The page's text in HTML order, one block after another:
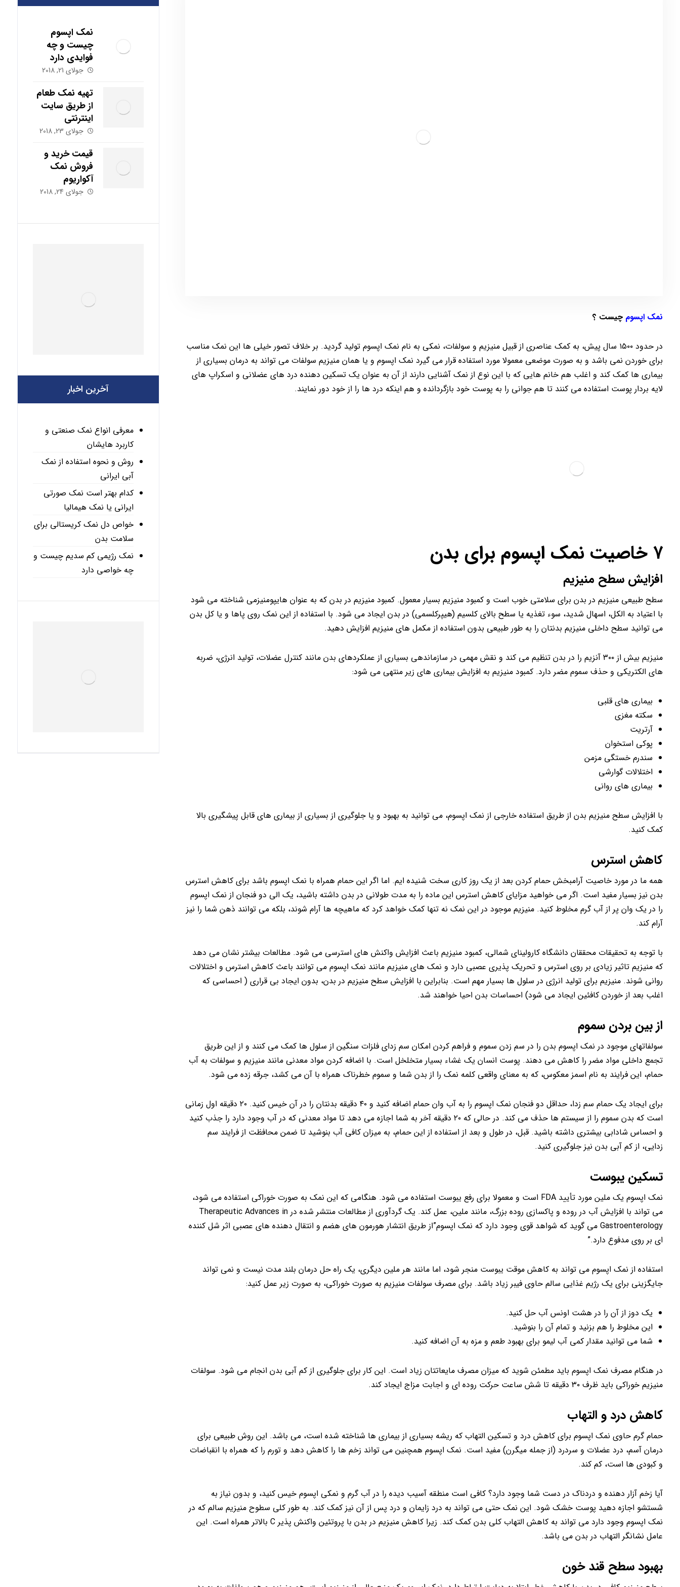
نمک اپسوم چیست ؟
در حدود ۱۵۰۰ سال پیش، به کمک عناصری از قبیل منیزیم و سولفات، نمکی به نام نمک اپسوم تولید گردید. بر خلاف تصور خیلی ها این نمک مناسب
برای خوردن نمی باشد و به صورت موضعی معمولا مورد استفاده قرار می گیرد نمک اپسوم و یا همان منیزیم سولفات می تواند به درمان بسیاری از
بیماری ها کمک کند و اغلب هم خانم هایی که با این نوع از نمک آشنایی دارند از آن به عنوان یک تسکین دهنده درد های عضلانی و اسکراپ های
لایه بردار پوست استفاده می کنند تا هم جوانی را به پوست خود بازگردانده و هم اینکه درد ها را از خود دور نمایند.
۷ خاصیت نمک اپسوم برای بدن
افزایش سطح منیزیم
سطح طبیعی منیزیم در بدن برای سلامتی خوب است و کمبود منیزیم بسیار معمول. کمبود منیزیم در بدن که به عنوان هایپومنیزمی شناخته می شود
با اعتیاد به الکل، اسهال شدید، سوء تغذیه یا سطح بالای کلسیم (هیپرکلسمی) در بدن ایجاد می شود. با استفاده از این نمک روی پاها و یا کل بدن
می توانید سطح داخلی منیزیم بدنتان را به طور طبیعی بدون استفاده از مکمل های منیزیم افزایش دهید.
منیزیم بیش از ۳۰۰ آنزیم را در بدن تنظیم می کند و نقش مهمی در سازماندهی بسیاری از عملکردهای بدن مانند کنترل عضلات، تولید انرژی، ضربه
های الکتریکی و حذف سموم مضر دارد. کمبود منیزیم به افزایش بیماری های زیر منتهی می شود:
بیماری های قلبی
سکته مغزی
آرتریت
پوکی استخوان
سندرم خستگی مزمن
اختلالات گوارشی
بیماری های روانی
با افزایش سطح منیزیم بدن از طریق استفاده خارجی از نمک اپسوم، می توانید به بهبود و یا جلوگیری از بسیاری از بیماری های قابل پیشگیری بالا
کمک کنید.
کاهش استرس
همه ما در مورد خاصیت آرامبخش حمام کردن بعد از یک روز کاری سخت شنیده ایم. اما اگر این حمام همراه با نمک اپسوم باشد برای کاهش استرس
بدن نیز بسیار مفید است. اگر می خواهید مزایای کاهش استرس این ماده را به مدت طولانی در بدن داشته باشید، یک الی دو فنجان از نمک اپسوم
را در یک وان پر از آب گرم مخلوط کنید. منیزیم موجود در این نمک نه تنها کمک خواهد کرد که ماهیچه ها آرام شوند، بلکه می توانند ذهن شما را نیز
آرام کند.
با توجه به تحقیقات محققان دانشگاه کارولینای شمالی، کمبود منیزیم باعث افزایش واکنش های استرسی می شود. مطالعات بیشتر نشان می دهد
که منیزیم تاثیر زیادی بر روی استرس و تحریک پذیری عصبی دارد و نمک های منیزیم مانند نمک اپسوم می توانند باعث کاهش استرس و اختلالات
روانی شوند. منیزیم برای تولید انرژی در سلول ها بسیار مهم است. بنابراین با افزایش سطح منیزیم در بدن، بدون ایجاد بی قراری ( احساسی که
اغلب بعد از خوردن کافئین ایجاد می شود) احساسات بدن احیا خواهند شد.
از بین بردن سموم
سولفاتهای موجود در نمک اپسوم بدن را در سم زدن سموم و فراهم کردن امکان سم زدای فلزات سنگین از سلول ها کمک می کنند و از این طریق
تجمع داخلی مواد مضر را کاهش می دهند. پوست انسان یک غشاء بسیار متخلخل است. با اضافه کردن مواد معدنی مانند منیزیم و سولفات به آب
حمام، این فرایند به نام اسمز معکوس، که به معنای واقعی کلمه نمک را از بدن شما و سموم خطرناک همراه با آن می کشد، جرقه زده می شود.
برای ایجاد یک حمام سم زدا، حداقل دو فنجان نمک اپسوم را به آب وان حمام اضافه کنید و ۴۰ دقیقه بدنتان را در آن خیس کنید. ۲۰ دقیقه اول زمانی
است که بدن سموم را از سیستم ها حذف می کند. در حالی که ۲۰ دقیقه آخر به شما اجازه می دهد تا مواد معدنی که در آب وجود دارد را جذب کنید
و احساس شادابی بیشتری داشته باشید. قبل، در طول و بعد از استفاده از این حمام، به میزان کافی آب بنوشید تا ضمن محافظت از فرایند سم
زدایی، از کم آبی بدن نیز جلوگیری کنید.
تسکین یبوست
نمک اپسوم یک ملین مورد تأیید FDA است و معمولا برای رفع یبوست استفاده می شود. هنگامی که این نمک به صورت خوراکی استفاده می شود،
می تواند با افزایش آب در روده و پاکسازی روده بزرگ، مانند ملین، عمل کند. یک گردآوری از مطالعات منتشر شده در Therapeutic Advances in
Gastroenterology می گوید که شواهد قوی وجود دارد که نمک اپسوم”از طریق انتشار هورمون های هضم و انتقال دهنده های عصبی اثر شل کننده
ای بر روی مدفوع دارد.”
استفاده از نمک اپسوم می تواند به کاهش موقت یبوست منجر شود، اما مانند هر ملین دیگری، یک راه حل درمان بلند مدت نیست و نمی تواند
جایگزینی برای یک رژیم غذایی سالم حاوی فیبر زیاد باشد. برای مصرف سولفات منیزیم به صورت خوراکی، به صورت زیر عمل کنید:
یک دوز از آن را در هشت اونس آب حل کنید.
این مخلوط را هم بزنید و تمام آن را بنوشید.
شما می توانید مقدار کمی آب لیمو برای بهبود طعم و مزه به آن اضافه کنید.
در هنگام مصرف نمک اپسوم باید مطمئن شوید که میزان مصرف مایعاتتان زیاد است. این کار برای جلوگیری از کم آبی بدن انجام می شود. سولفات
منیزیم خوراکی باید ظرف ۳۰ دقیقه تا شش ساعت حرکت روده ای و اجابت مزاج ایجاد کند.
کاهش درد و التهاب
حمام گرم حاوی نمک اپسوم برای کاهش درد و تسکین التهاب که ریشه بسیاری از بیماری ها شناخته شده است، می باشد. این روش طبیعی برای
درمان آسم، درد عضلات و سردرد (از جمله میگرن) مفید است. نمک اپسوم همچنین می تواند زخم ها را کاهش دهد و تورم را که همراه با انقباضات
و کبودی ها است، کم کند.
آیا زخم آزار دهنده و دردناک در دست شما وجود دارد؟ کافی است منطقه آسیب دیده را در آب گرم و نمکی اپسوم خیس کنید، و بدون نیاز به
شستشو اجازه دهید پوست خشک شود. این نمک حتی می تواند به درد زایمان و درد پس از آن نیز کمک کند. به طور کلی سطوح منیزیم سالم که در
نمک اپسوم وجود دارد می تواند به کاهش التهاب کلی بدن کمک کند. زیرا کاهش منیزیم در بدن با پروتئین واکنش پذیر C بالاتر همراه است. این
عامل نشانگر التهاب در بدن می باشد.
بهبود سطح قند خون
نمک اپسوم
چیست و چه
فوایدی دارد
جولای 21, 2018
تهیه نمک طعام
از طریق سایت
اینترنتی
جولای 23, 2018
قیمت خرید و
فروش نمک
آکواریوم
جولای 24, 2018
آخرین اخبار
معرفی انواع نمک صنعتی و
کاربرد هایشان
روش و نحوه استفاده از نمک
آبی ایرانی
کدام بهتر است نمک صورتی
ایرانی یا نمک هیمالیا
خواص دل نمک کریستالی برای
سلامت بدن
نمک رژیمی کم سدیم چیست و
چه خواصی دارد